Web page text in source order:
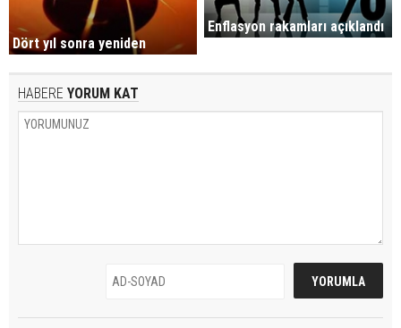
Dört yıl sonra yeniden
Enflasyon rakamları açıklandı
HABERE YORUM KAT